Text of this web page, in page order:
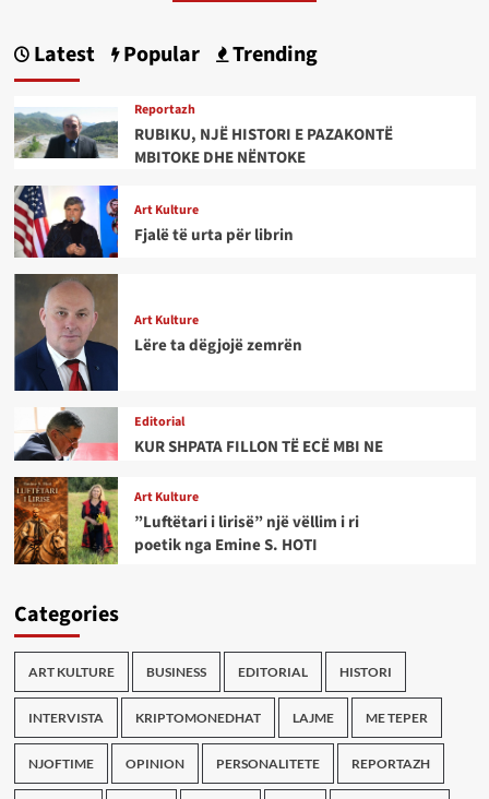
Latest Popular Trending
Reportazh
RUBIKU, NJË HISTORI E PAZAKONTË
MBITOKE DHE NËNTOKE
Art Kulture
Fjalë të urta për librin
Art Kulture
Lëre ta dëgjojë zemrën
Editorial
KUR SHPATA FILLON TË ECË MBI NE
Art Kulture
”Luftëtari i lirisë” një vëllim i ri
poetik nga Emine S. HOTI
Categories
ART KULTURE BUSINESS EDITORIAL HISTORI
INTERVISTA KRIPTOMONEDHAT LAJME ME TEPER
NJOFTIME OPINION PERSONALITETE REPORTAZH